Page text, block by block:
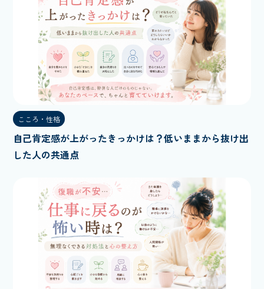
こころ・性格
自己肯定感が上がったきっかけは？低いままから抜け出
した人の共通点